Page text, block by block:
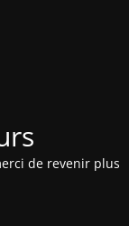
de revenir plus